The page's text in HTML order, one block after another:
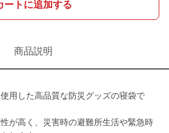
ートに追加する
商品説明
用した高品質な防災グッズの寝袋で
が高く、災害時の避難所生活や緊急時